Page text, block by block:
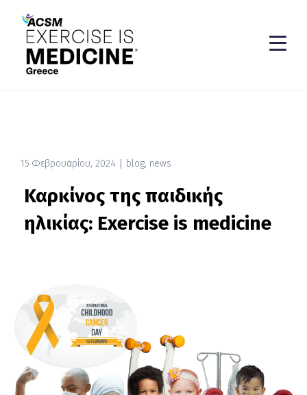
15 Φεβρουαρίου, 2024 blog, news
Καρκίνος της παιδικής
ηλικίας: Εxercise is medicine